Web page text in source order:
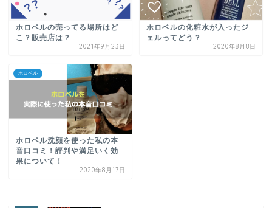
ホロベルの売ってる場所はど
こ？販売店は？
2021年9月23日
ホロベルの化粧水が入ったジ
ェルってどう？
2020年8月8日
ホロベル
ホロベル洗顔を使った私の本
音口コミ！評判や満足いく効
果について！
2020年8月17日